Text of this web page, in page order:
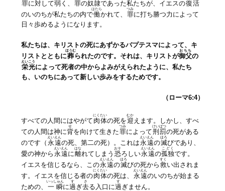
罪に対して弱く、 罪の奴隷であった私たちが、イエスの復活
のいのちが私たちの内で働
はたら
かれて、 罪
つみ
に打ち勝つ力によって
日々歩めるようになります。
私たちは、キリストの死にあずかるバプテスマによって、キ
リストとともに葬
ほうむ
られたのです。それは、キリストが御父
おちち
の
栄光
えいこう
によって死者の中からよみがえられたように、私たち
も、いのちにあって新しい歩みをするためです。
（ローマ6:4）
すべての人間にはやがて 肉体
にくたい
の死を迎
むか
えます。しかし、すべ
ての人間は神に背
せ
を向けて生きた罪
つみ
によって刑罰
けいばつ
の死がある
のです（ 永遠
えいえん
の死、第二の死）。これは永遠
えいえん
の滅
ほろ
びであり、
愛の神から 永遠
えいえん
に 離
はな
れてしまう 恐
おそ
ろしい永遠
えいえん
の孤独
こどく
です。
イエスを信じるなら、この永遠
えいえん
の滅
ほろ
びの死から 救
すく
い出されま
す。イエスを信じる者の肉体
にくたい
の死は、 永遠
えいえん
のいのちが始まる
ための、 一瞬
いっしゅん
に過
す
ぎ去
さ
る入口に過
す
ぎません。